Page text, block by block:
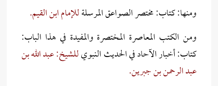
ومنها: كتاب: مختصر الصواعق المرسلةللإمام ابن القيم.
ومن الكتب المعاصرة المختصرة والمفيدة في هذا الباب:
كتاب: أخبار الآحاد في الحديث النبويللشيخ: عبد الله بن
عبد الرحمن بن جبرين.